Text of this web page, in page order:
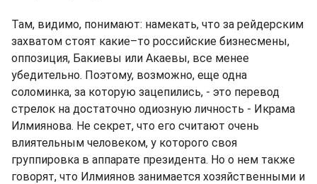
Там, видимо, понимают: намекать, что за рейдерским
захватом стоят какие–то российские бизнесмены,
оппозиция, Бакиевы или Акаевы, все менее
убедительно. Поэтому, возможно, еще одна
соломинка, за которую зацепились, - это перевод
стрелок на достаточно одиозную личность - Икрама
Илмиянова. Не секрет, что его считают очень
влиятельным человеком, у которого своя
группировка в аппарате президента. Но о нем также
говорят, что Илмиянов занимается хозяйственными и